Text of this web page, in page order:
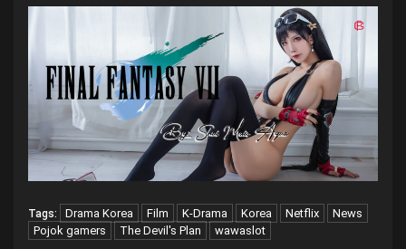
Tags: Drama Korea Film K-Drama Korea Netflix
News
Pojok gamers
The Devil's Plan wawaslot